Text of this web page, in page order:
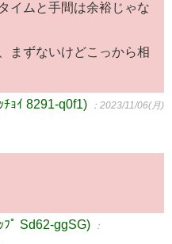
イムと手間は余裕じゃな
まずないけどこっから相
ｮｲ 8291-q0f1) ：2023/11/06(月)
ﾟ Sd62-ggSG) ：